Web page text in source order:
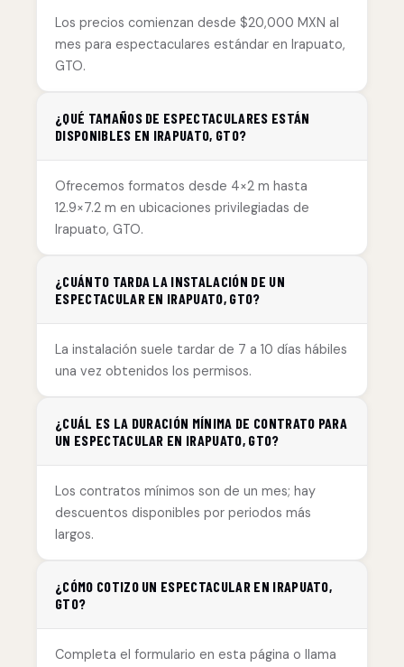
Los precios comienzan desde $20,000 MXN al
mes para espectaculares estándar en Irapuato,
GTO.
¿QUÉ TAMAÑOS DE ESPECTACULARES ESTÁN
DISPONIBLES EN IRAPUATO, GTO?
Ofrecemos formatos desde 4×2 m hasta
12.9×7.2 m en ubicaciones privilegiadas de
Irapuato, GTO.
¿CUÁNTO TARDA LA INSTALACIÓN DE UN
ESPECTACULAR EN IRAPUATO, GTO?
La instalación suele tardar de 7 a 10 días hábiles
una vez obtenidos los permisos.
¿CUÁL ES LA DURACIÓN MÍNIMA DE CONTRATO PARA
UN ESPECTACULAR EN IRAPUATO, GTO?
Los contratos mínimos son de un mes; hay
descuentos disponibles por periodos más
largos.
¿CÓMO COTIZO UN ESPECTACULAR EN IRAPUATO,
GTO?
Completa el formulario en esta página o llama